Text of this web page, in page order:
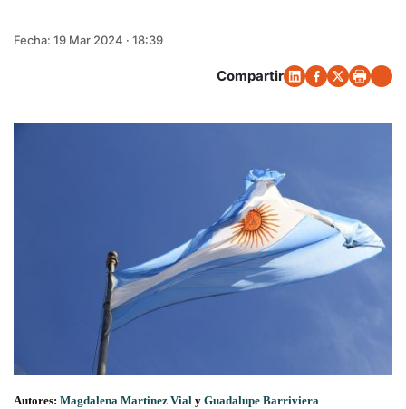
Fecha: 19 Mar 2024 · 18:39
Compartir
Autores: Magdalena Martinez Vial y Guadalupe Barriviera